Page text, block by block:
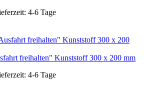
4-6 Tage
freihalten" Kunststoff 300 x 200 mm
4-6 Tage